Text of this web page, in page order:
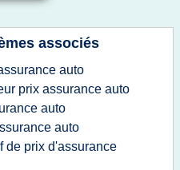
associés
auto
prix assurance auto
auto
auto
de prix d'assurance